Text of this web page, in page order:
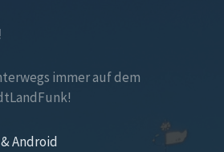
immer auf dem
Android